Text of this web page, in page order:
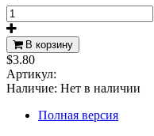
В корзину
$3.80
Артикул:
Наличие: Нет в наличии
Полная версия